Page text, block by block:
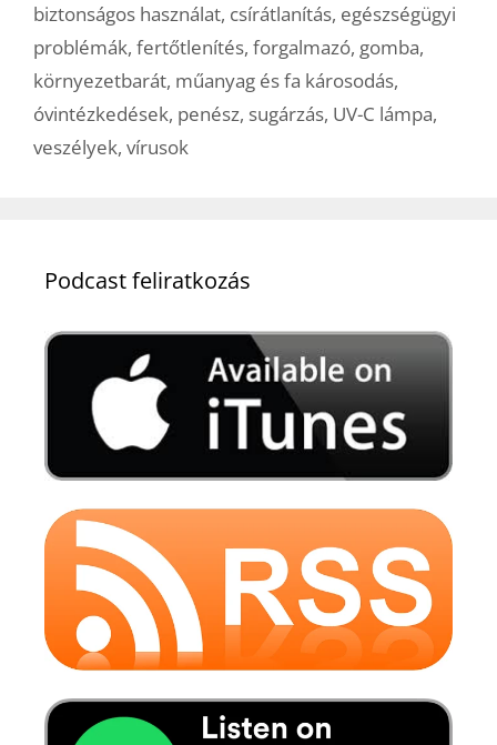
biztonságos használat, csírátlanítás, egészségügyi
problémák, fertőtlenítés, forgalmazó, gomba,
környezetbarát, műanyag és fa károsodás,
óvintézkedések, penész, sugárzás, UV-C lámpa,
veszélyek, vírusok
Podcast feliratkozás